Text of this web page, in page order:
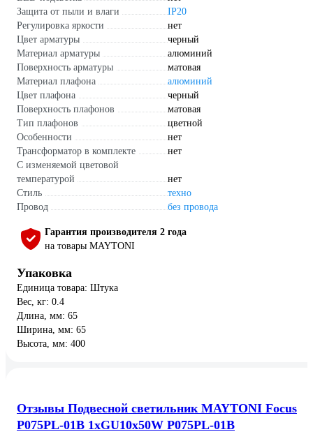
Защита от пыли и влаги
IP20
Регулировка яркости
нет
Цвет арматуры
черный
Материал арматуры
алюминий
Поверхность арматуры
матовая
Материал плафона
алюминий
Цвет плафона
черный
Поверхность плафонов
матовая
Тип плафонов
цветной
Особенности
нет
Трансформатор в комплекте
нет
С изменяемой цветовой
температурой
нет
Стиль
техно
Провод
без провода
Гарантия производителя 2 года
на товары MAYTONI
Упаковка
Единица товара: Штука
Вес, кг: 0.4
Длина, мм: 65
Ширина, мм: 65
Высота, мм: 400
Отзывы Подвесной светильник MAYTONI Focus
P075PL-01B 1xGU10x50W P075PL-01B